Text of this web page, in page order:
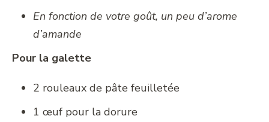
En fonction de votre goût, un peu d’arome
d’amande
Pour la galette
2 rouleaux de pâte feuilletée
1 œuf pour la dorure